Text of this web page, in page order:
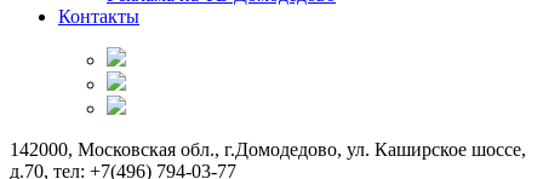
Контакты
142000, Московская обл., г.Домодедово, ул. Каширское шоссе,
д.70, тел: +7(496) 794-03-77